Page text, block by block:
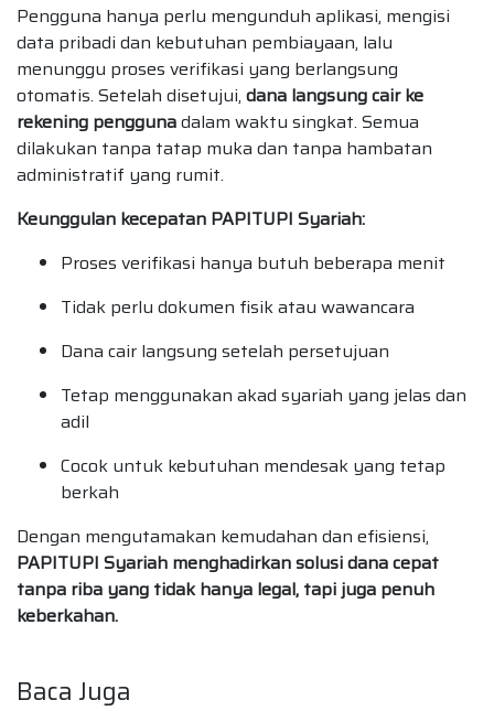
Pengguna hanya perlu mengunduh aplikasi, mengisi
data pribadi dan kebutuhan pembiayaan, lalu
menunggu proses verifikasi yang berlangsung
otomatis. Setelah disetujui, dana langsung cair ke
rekening penggunadalam waktu singkat. Semua
dilakukan tanpa tatap muka dan tanpa hambatan
administratif yang rumit.
Keunggulan kecepatan PAPITUPI Syariah:
Proses verifikasi hanya butuh beberapa menit
Tidak perlu dokumen fisik atau wawancara
Dana cair langsung setelah persetujuan
Tetap menggunakan akad syariah yang jelas dan
adil
Cocok untuk kebutuhan mendesak yang tetap
berkah
Dengan mengutamakan kemudahan dan efisiensi,
PAPITUPI Syariah menghadirkan solusi dana cepat
tanpa riba yang tidak hanya legal, tapi juga penuh
keberkahan.
Baca Juga